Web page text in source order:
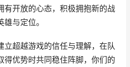
有开放的心态，积极拥抱新的战
与定位。
立超越游戏的信任与理解，在队
得优势时共同稳住阵脚，你们的